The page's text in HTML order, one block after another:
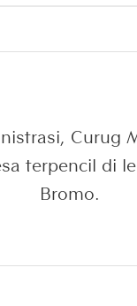
Curug
terpencil di
Bromo.